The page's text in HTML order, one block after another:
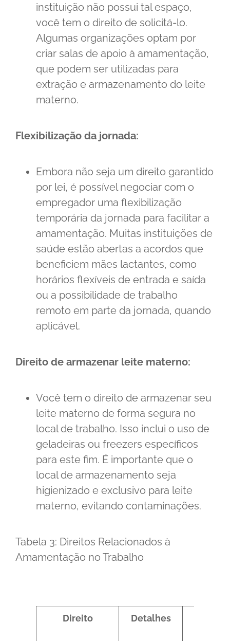
instituição não possui tal espaço,
você tem o direito de solicitá-lo.
Algumas organizações optam por
criar salas de apoio à amamentação,
que podem ser utilizadas para
extração e armazenamento do leite
materno.
Flexibilização da jornada:
Embora não seja um direito garantido
por lei, é possível negociar com o
empregador uma flexibilização
temporária da jornada para facilitar a
amamentação. Muitas instituições de
saúde estão abertas a acordos que
beneficiem mães lactantes, como
horários flexíveis de entrada e saída
ou a possibilidade de trabalho
remoto em parte da jornada, quando
aplicável.
Direito de armazenar leite materno:
Você tem o direito de armazenar seu
leite materno de forma segura no
local de trabalho. Isso inclui o uso de
geladeiras ou freezers específicos
para este fim. É importante que o
local de armazenamento seja
higienizado e exclusivo para leite
materno, evitando contaminações.
Tabela 3: Direitos Relacionados à
Amamentação no Trabalho
Direito Detalhes